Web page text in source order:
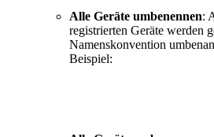
Alle Geräte umbenennen:
registrierten Geräte werden
Namenskonvention
Beispiel: